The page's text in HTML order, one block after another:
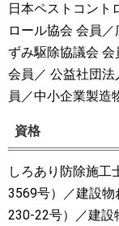
日本ペストコン
ロール協会 会員
ずみ駆除協議会
会員／ 公益社団
員／中小企業製造
資格
しろあり防除施工
3569号）／建設
230-22号）／建設